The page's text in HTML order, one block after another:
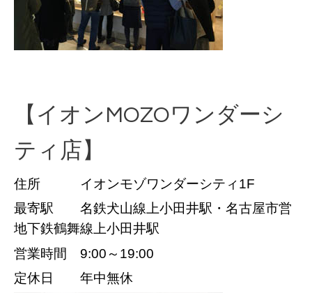
【イオンMOZOワンダーシ
ティ店】
住所 イオンモゾワンダーシティ1F
最寄駅 名鉄犬山線上小田井駅・名古屋市営
地下鉄鶴舞線上小田井駅
営業時間 9:00～19:00
定休日 年中無休